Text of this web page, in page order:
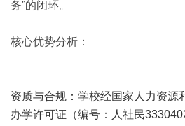
务”的闭环。
核心优势分析：
资质与合规：学校经国家人力资源
办学许可证（编号：人社民